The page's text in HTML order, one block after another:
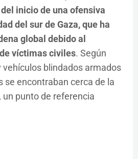
inicio de una ofensiva
del sur de Gaza, que ha
global debido al
víctimas civiles. Según
blindados armados
se encontraban cerca de la
punto de referencia